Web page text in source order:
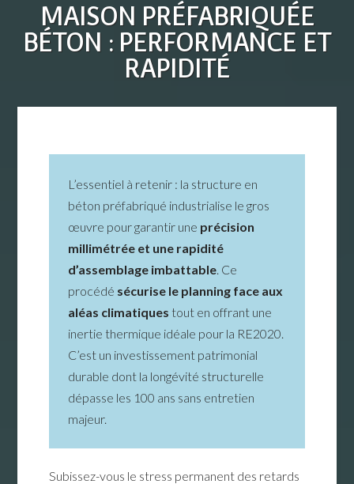
MAISON PRÉFABRIQUÉE
BÉTON : PERFORMANCE ET
RAPIDITÉ
L’essentiel à retenir : la structure en
béton préfabriqué industrialise le gros
œuvre pour garantir une précision
millimétrée et une rapidité
d’assemblage imbattable . Ce
procédé sécurise le planning face aux
aléas climatiques tout en offrant une
inertie thermique idéale pour la RE2020.
C’est un investissement patrimonial
durable dont la longévité structurelle
dépasse les 100 ans sans entretien
majeur.
Subissez-vous le stress permanent des retards